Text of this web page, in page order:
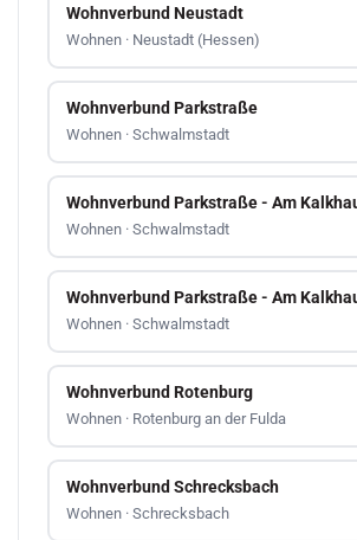
Wohnverbund Neustadt
Wohnen · Neustadt (Hessen)
Wohnverbund Parkstraße
Wohnen · Schwalmstadt
Wohnverbund Parkstraße - Am
Wohnen · Schwalmstadt
Wohnverbund Parkstraße - Am
Wohnen · Schwalmstadt
Wohnverbund Rotenburg
Wohnen · Rotenburg an der Fulda
Wohnverbund Schrecksbach
Wohnen · Schrecksbach